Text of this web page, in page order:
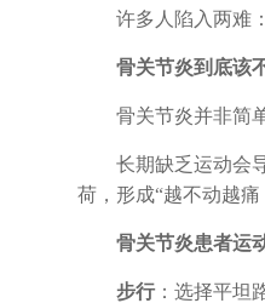
许多人陷入两难：
骨关节炎到底该
骨关节炎并非简单
长期缺乏运动会导
荷，形成“越不动越痛
骨关节炎患者运
步行：选择平坦